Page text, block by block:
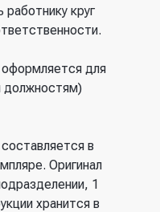
круг
для
должностям)
в
Оригинал
1
хранится в